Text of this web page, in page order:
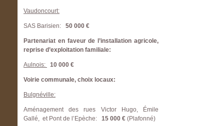
Vaudoncourt:
SAS Barisien: 50 000 €
Partenariat en faveur de l’installation agricole,
reprise d’exploitation familiale:
Aulnois: 10 000 €
Voirie communale, choix locaux:
Bulgnéville:
Aménagement des rues Victor Hugo, Émile
Gallé, et Pont de l’Epèche: 15 000 € (Plafonné)